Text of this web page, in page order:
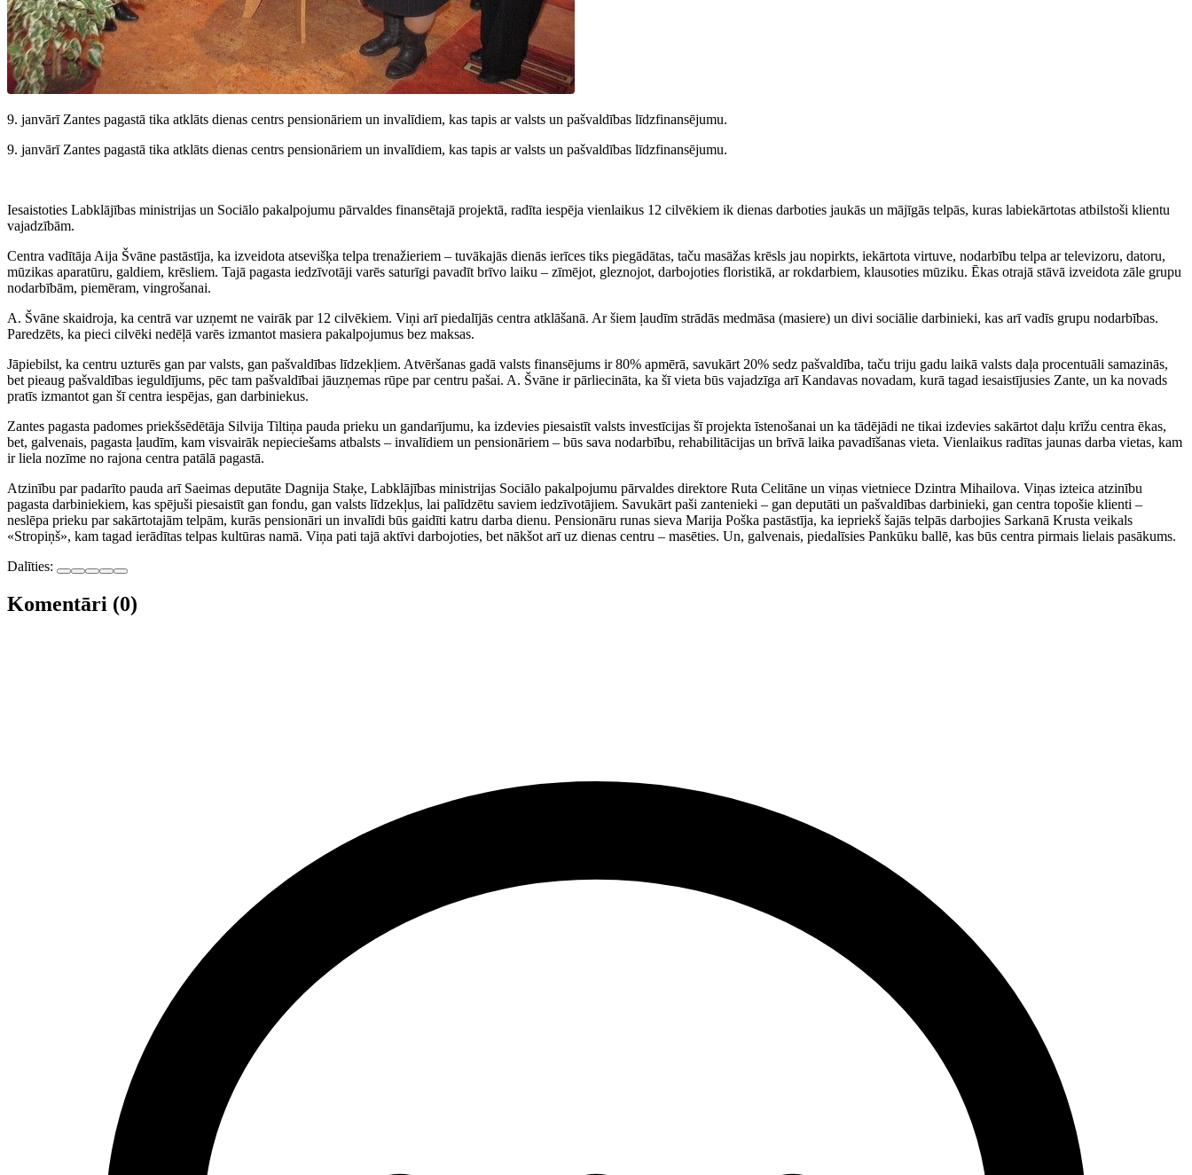
9. janvārī Zantes pagastā tika atklāts dienas centrs pensionāriem un invalīdiem, kas tapis ar valsts un pašvaldības līdzfinansējumu.
9. janvārī Zantes pagastā tika atklāts dienas centrs pensionāriem un invalīdiem, kas tapis ar valsts un pašvaldības līdzfinansējumu.
Iesaistoties Labklājības ministrijas un Sociālo pakalpojumu pārvaldes finansētajā projektā, radīta iespēja vienlaikus 12 cilvēkiem ik dienas darboties jaukās un mājīgās telpās, kuras labiekārtotas atbilstoši klientu
vajadzībām.
Centra vadītāja Aija Švāne pastāstīja, ka izveidota atsevišķa telpa trenažieriem – tuvākajās dienās ierīces tiks piegādātas, taču masāžas krēsls jau nopirkts, iekārtota virtuve, nodarbību telpa ar televizoru, datoru,
mūzikas aparatūru, galdiem, krēsliem. Tajā pagasta iedzīvotāji varēs saturīgi pavadīt brīvo laiku – zīmējot, gleznojot, darbojoties floristikā, ar rokdarbiem, klausoties mūziku. Ēkas otrajā stāvā izveidota zāle grupu
nodarbībām, piemēram, vingrošanai.
A. Švāne skaidroja, ka centrā var uzņemt ne vairāk par 12 cilvēkiem. Viņi arī piedalījās centra atklāšanā. Ar šiem ļaudīm strādās medmāsa (masiere) un divi sociālie darbinieki, kas arī vadīs grupu nodarbības.
Paredzēts, ka pieci cilvēki nedēļā varēs izmantot masiera pakalpojumus bez maksas.
Jāpiebilst, ka centru uzturēs gan par valsts, gan pašvaldības līdzekļiem. Atvēršanas gadā valsts finansējums ir 80% apmērā, savukārt 20% sedz pašvaldība, taču triju gadu laikā valsts daļa procentuāli samazinās,
bet pieaug pašvaldības ieguldījums, pēc tam pašvaldībai jāuzņemas rūpe par centru pašai. A. Švāne ir pārliecināta, ka šī vieta būs vajadzīga arī Kandavas novadam, kurā tagad iesaistījusies Zante, un ka novads
pratīs izmantot gan šī centra iespējas, gan darbiniekus.
Zantes pagasta padomes priekšsēdētāja Silvija Tiltiņa pauda prieku un gandarījumu, ka izdevies piesaistīt valsts investīcijas šī projekta īstenošanai un ka tādējādi ne tikai izdevies sakārtot daļu krīžu centra ēkas,
bet, galvenais, pagasta ļaudīm, kam visvairāk nepieciešams atbalsts – invalīdiem un pensionāriem – būs sava nodarbību, rehabilitācijas un brīvā laika pavadīšanas vieta. Vienlaikus radītas jaunas darba vietas, kam
ir liela nozīme no rajona centra patālā pagastā.
Atzinību par padarīto pauda arī Saeimas deputāte Dagnija Staķe, Labklājības ministrijas Sociālo pakalpojumu pārvaldes direktore Ruta Celitāne un viņas vietniece Dzintra Mihailova. Viņas izteica atzinību
pagasta darbiniekiem, kas spējuši piesaistīt gan fondu, gan valsts līdzekļus, lai palīdzētu saviem iedzīvotājiem. Savukārt paši zantenieki – gan deputāti un pašvaldības darbinieki, gan centra topošie klienti –
neslēpa prieku par sakārtotajām telpām, kurās pensionāri un invalīdi būs gaidīti katru darba dienu. Pensionāru runas sieva Marija Poška pastāstīja, ka iepriekš šajās telpās darbojies Sarkanā Krusta veikals
«Stropiņš», kam tagad ierādītas telpas kultūras namā. Viņa pati tajā aktīvi darbojoties, bet nākšot arī uz dienas centru – masēties. Un, galvenais, piedalīsies Pankūku ballē, kas būs centra pirmais lielais pasākums.
Dalīties:
Komentāri (0)